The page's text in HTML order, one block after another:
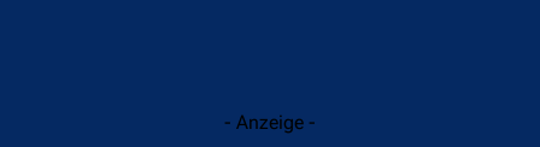
- Anzeige -